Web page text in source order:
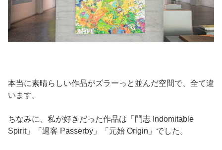
本当に素晴らしい作品がズラーっと並んだ空間で、全て違
います。
ちなみに、私が好きだった作品は「鬥志 Indomitable
Spirit」「過客 Passerby」「元始 Origin」でした。